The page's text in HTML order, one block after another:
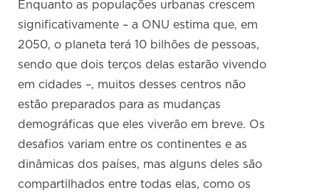
Enquanto as populações urbanas crescem
significativamente – a ONU estima que, em
2050, o planeta terá 10 bilhões de pessoas,
sendo que dois terços delas estarão vivendo
em cidades –, muitos desses centros não
estão preparados para as mudanças
demográficas que eles viverão em breve. Os
desafios variam entre os continentes e as
dinâmicas dos países, mas alguns deles são
compartilhados entre todas elas, como os